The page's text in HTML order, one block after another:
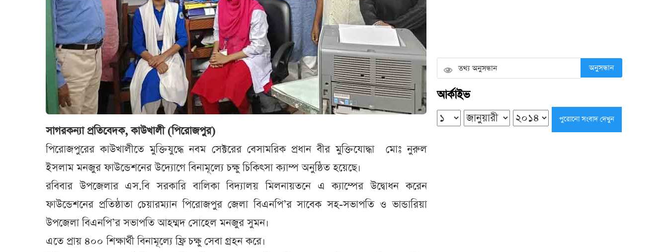
সাগরকন্যা প্রতিবেদক, কাউখালী (পিরোজপুর)
পিরোজপুরের কাউখালীতে মুক্তিযুদ্ধে নবম সেক্টরের বেসামরিক প্রধান বীর মুক্তিযোদ্ধা মোঃ নুরুল
ইসলাম মনজুর ফাউন্ডেশনের উদ্যোগে বিনামূল্যে চক্ষু চিকিৎসা ক্যাম্প অনুষ্ঠিত হয়েছে।
রবিবার উপজেলার এস.বি সরকারি বালিকা বিদ্যালয় মিলনায়তনে এ ক্যাম্পের উদ্বোধন করেন
ফাউন্ডেশনের প্রতিষ্ঠাতা চেয়ারম্যান পিরোজপুর জেলা বিএনপি’র সাবেক সহ-সভাপতি ও ভান্ডারিয়া
উপজেলা বিএনপি’র সভাপতি আহম্মদ সোহেল মনজুর সুমন।
এতে প্রায় ৪০০ শিক্ষার্থী বিনামূল্যে ফ্রি চক্ষু সেবা গ্রহন করে।
গৌরনদীতে নারীকে অর্ধউলঙ্গ করে ভিডিও
ধারণ, যুবদল কর্মীর বিরুদ্ধে অভিযোগ
অনুসন্ধান
আর্কাইভ